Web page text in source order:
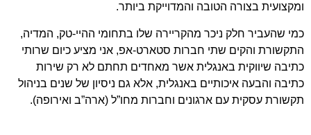
ומקצועית בצורה הטובה והמדוייקת ביותר.
כמי שהעביר חלק ניכר מהקריירה שלו בתחומי ההיי-טק, המדיה,
התקשורת והקים שתי חברות סטארט-אפ, אני מציע כיום שרותי
כתיבה שיווקית באנגלית אשר מאחדים תחתם לא רק שירות
כתיבה והבעה איכותיים באנגלית, אלא גם ניסיון של שנים בניהול
תקשורת עסקית עם ארגונים וחברות מחו”ל (ארה”ב ואירופה).